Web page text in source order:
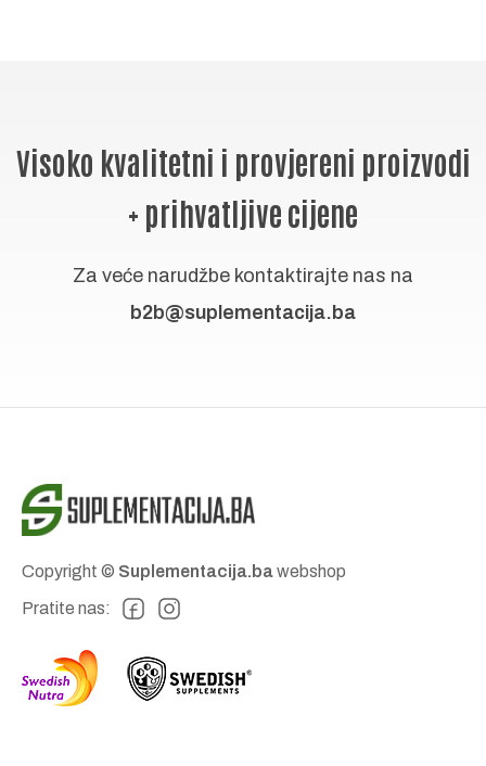
Visoko kvalitetni i provjereni proizvodi
+ prihvatljive cijene
Za veće narudžbe kontaktirajte nas na
b2b@suplementacija.ba
Copyright © Suplementacija.bawebshop
Pratite nas: